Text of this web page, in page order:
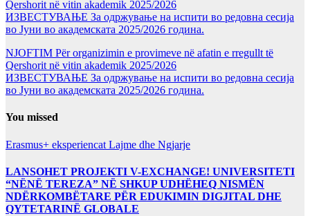
Qershorit në vitin akademik 2025/2026
ИЗВЕСТУВАЊЕ За одржување на испити во редовна сесија
во Јуни во академската 2025/2026 година.
NJOFTIM Për organizimin e provimeve në afatin e rregullt të
Qershorit në vitin akademik 2025/2026
ИЗВЕСТУВАЊЕ За одржување на испити во редовна сесија
во Јуни во академската 2025/2026 година.
You missed
Erasmus+ eksperiencat Lajme dhe Ngjarje
LANSOHET PROJEKTI V-EXCHANGE! UNIVERSITETI
“NËNË TEREZA” NË SHKUP UDHËHEQ NISMËN
NDËRKOMBËTARE PËR EDUKIMIN DIGJITAL DHE
QYTETARINË GLOBALE